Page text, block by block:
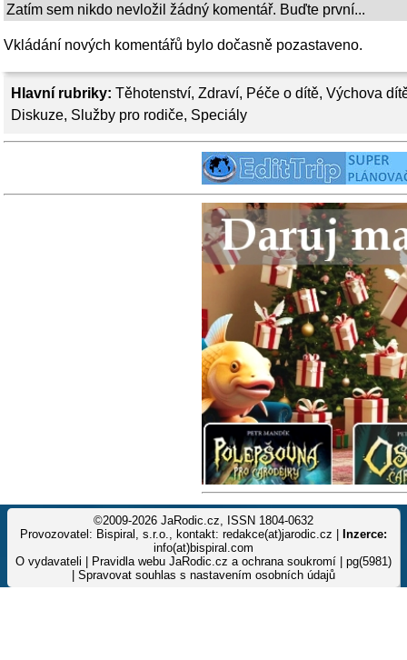
Hlavní rubriky: Těhotenství, Zdraví, Péče o dítě, Výchova
Diskuze, Služby pro rodiče, Speciály
Zatím sem nikdo nevložil žádný komentář. Buďte první...
Vkládání nových komentářů bylo dočasně pozastaveno.
©2009-2026 JaRodic.cz, ISSN 1804-0632
Provozovatel: Bispiral, s.r.o., kontakt: redakce(at)jarodic.cz |
Inzerce:
info(at)bispiral.com
O vydavateli
Pravidla webu JaRodic.cz a ochrana soukromí | pg(5981)
Spravovat souhlas s nastavením osobních údajů